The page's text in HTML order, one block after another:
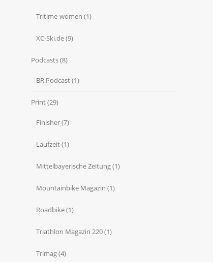
Tritime-women (1)
XC-Ski.de(9)
Podcasts(8)
BR Podcast(1)
Print(29)
Finisher(7)
Laufzeit(1)
Mittelbayerische Zeitung(1)
Mountainbike Magazin (1)
Roadbike(1)
Triathlon Magazin 220(1)
Trimag(4)